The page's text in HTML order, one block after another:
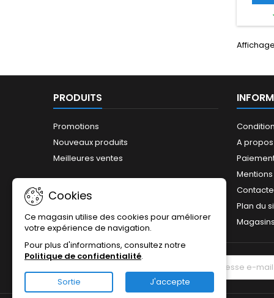
PRODUITS
Promotions
Nouveaux produits
Meilleures ventes
A propos
Plan du
Magasins
Cookies
Ce magasin utilise des cookies pour améliorer
votre expérience de navigation.
Pour plus d'informations, consultez notre
Politique de confidentialité.
Sortie J'accepte